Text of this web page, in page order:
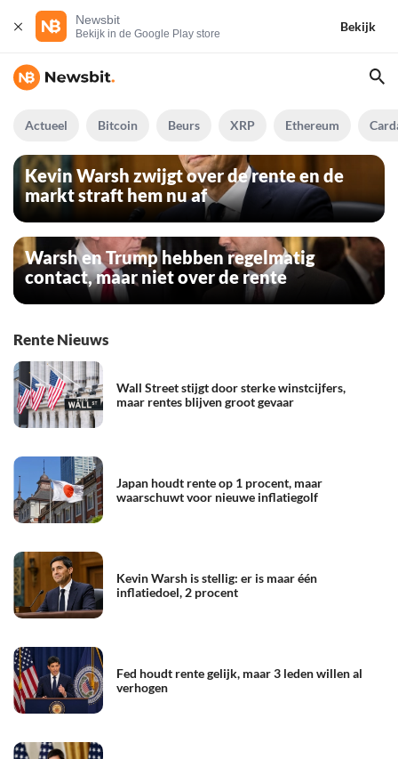
Newsbit
Bekijk in de Google Play store
Bekijk
Actueel Bitcoin Beurs XRP Ethereum
Kevin Warsh zwijgt over de rente en de
markt straft hem nu af
Warsh en Trump hebben regelmatig
contact, maar niet over de rente
Rente Nieuws
Wall Street stijgt door sterke winstcijfers,
maar rentes blijven groot gevaar
Japan houdt rente op 1 procent, maar
waarschuwt voor nieuwe inflatiegolf
Kevin Warsh is stellig: er is maar één
inflatiedoel, 2 procent
Fed houdt rente gelijk, maar 3 leden willen al
verhogen